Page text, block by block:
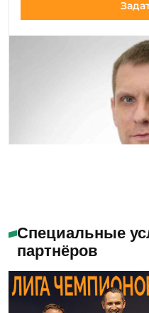
Помогу с выбором
Специальные
партнёров